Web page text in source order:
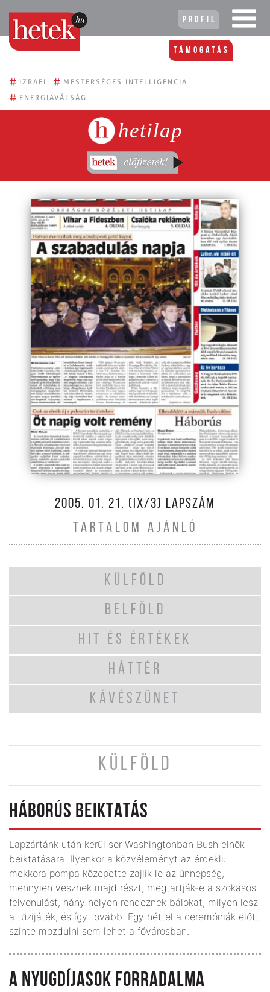
Profil
Támogatás
# IZRAEL # MESTERSÉGES INTELLIGENCIA
# ENERGIAVÁLSÁG
hetilap
2005. 01. 21. (IX/3) LAPSZÁM
TARTALOM AJÁNLÓ
KÜLFÖLD
BELFÖLD
HIT ÉS ÉRTÉKEK
HÁTTÉR
KÁVÉSZÜNET
KÜLFÖLD
HÁBORÚS BEIKTATÁS
Lapzártánk után kerül sor Washingtonban Bush elnök
beiktatására. Ilyenkor a közvéleményt az érdekli:
mekkora pompa közepette zajlik le az ünnepség,
mennyien vesznek majd részt, megtartják-e a szokásos
felvonulást, hány helyen rendeznek bálokat, milyen lesz
a tűzijáték, és így tovább. Egy héttel a ceremóniák előtt
szinte mozdulni sem lehet a fővárosban.
A NYUGDÍJASOK FORRADALMA